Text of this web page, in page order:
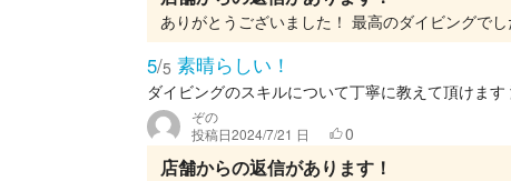
ありがとうございました！ 最高のダイビングで
5/5 素晴らしい！
ダイビングのスキルについて丁寧に教えて頂けま
ぞの
投稿日2024/7/21 日 0
店舗からの返信があります！